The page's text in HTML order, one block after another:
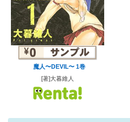
魔人〜DEVIL〜 1巻
[著]大暮維人